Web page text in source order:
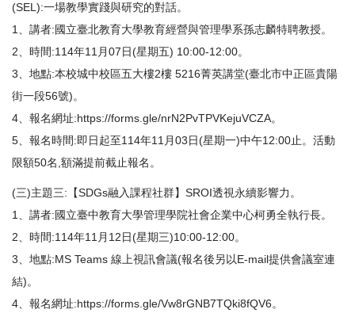
(SEL):一場教學實踐與研究的對話。
1、講者:國立臺北教育大學教育經營與管理學系孫志麟特聘教授。
2、時間:114年11月07日(星期五) 10:00-12:00。
3、地點:本校城中校區五大樓2樓 5216菁英講堂(臺北市中正區貴陽
街一段56號)。
4、報名網址:https://forms.gle/nrN2PvTPVKejuVCZA。
5、報名時間:即日起至114年11月03日(星期一)中午12:00止。活動
限額50名,額滿提前截止報名。
(三)主題三:【SDGs融入課程社群】SROI透視永續影響力。
1、講者:國立臺中教育大學管理學院社會企業中心柯勇全執行長。
2、時間:114年11月12日(星期三)10:00-12:00。
3、地點:MS Teams 線上視訊會議(報名後另以E-mail提供會議室連
結)。
4、報名網址:https://forms.gle/Vw8rGNB7TQki8fQV6。